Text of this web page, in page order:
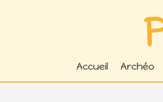
Accueil Archéo